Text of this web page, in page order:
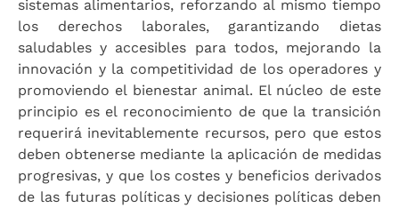
sistemas alimentarios, reforzando al mismo tiempo
los derechos laborales, garantizando dietas
saludables y accesibles para todos, mejorando la
innovación y la competitividad de los operadores y
promoviendo el bienestar animal. El núcleo de este
principio es el reconocimiento de que la transición
requerirá inevitablemente recursos, pero que estos
deben obtenerse mediante la aplicación de medidas
progresivas, y que los costes y beneficios derivados
de las futuras políticas y decisiones políticas deben